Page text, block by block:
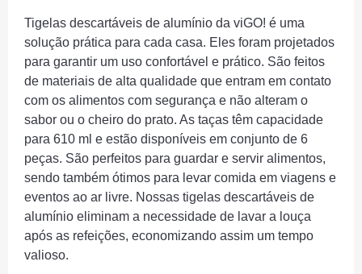
Tigelas descartáveis de alumínio da viGO! é uma
solução prática para cada casa. Eles foram projetados
para garantir um uso confortável e prático. São feitos
de materiais de alta qualidade que entram em contato
com os alimentos com segurança e não alteram o
sabor ou o cheiro do prato. As taças têm capacidade
para 610 ml e estão disponíveis em conjunto de 6
peças. São perfeitos para guardar e servir alimentos,
sendo também ótimos para levar comida em viagens e
eventos ao ar livre. Nossas tigelas descartáveis de
alumínio eliminam a necessidade de lavar a louça
após as refeições, economizando assim um tempo
valioso.